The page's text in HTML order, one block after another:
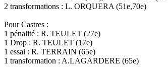
2 transformations : L. ORQUERA (51e,70e)
Pour Castres :
1 pénalité : R. TEULET (27e)
1 Drop : R. TEULET (17e)
1 essai : R. TERRAIN (65e)
1 transformation : A.LAGARDERE (65e)